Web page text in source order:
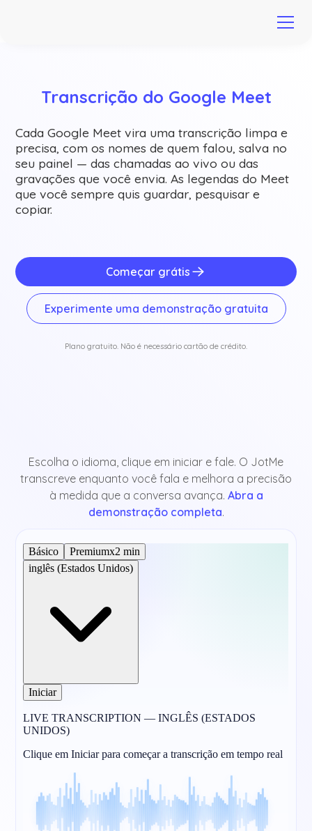
Transcrição do Google Meet
Cada Google Meet vira uma transcrição limpa e
precisa, com os nomes de quem falou, salva no
seu painel — das chamadas ao vivo ou das
gravações que você envia. As legendas do Meet
que você sempre quis guardar, pesquisar e
copiar.
Começar grátis
Experimente uma demonstração gratuita
Plano gratuito. Não é necessário cartão de crédito.
Escolha o idioma, clique em iniciar e fale. O JotMe
transcreve enquanto você fala e melhora a precisão
à medida que a conversa avança. Abra a
demonstração completa.